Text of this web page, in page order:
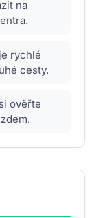
na
rychlé
cesty.
ověřte